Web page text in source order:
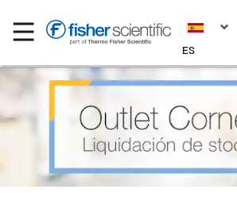
ES